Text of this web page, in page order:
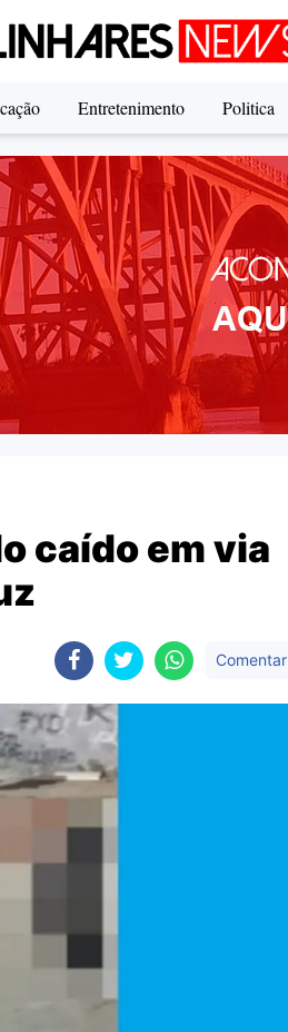
Entretenimento Politica
caído em via
Comentar